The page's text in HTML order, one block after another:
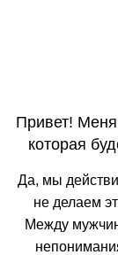
Привет!
которая
Да, мы
не делаем
Между